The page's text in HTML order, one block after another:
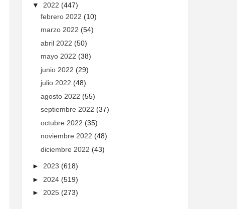
▼ 2022 (447)
febrero 2022 (10)
marzo 2022 (54)
abril 2022 (50)
mayo 2022 (38)
junio 2022 (29)
julio 2022 (48)
agosto 2022 (55)
septiembre 2022 (37)
octubre 2022 (35)
noviembre 2022 (48)
diciembre 2022 (43)
► 2023 (618)
► 2024 (519)
► 2025 (273)